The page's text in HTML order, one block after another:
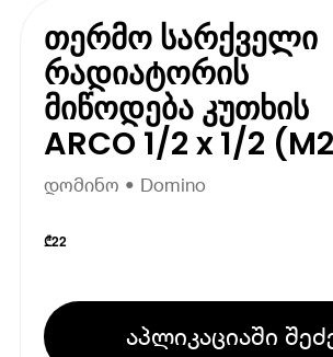
თერმო სარქველი
რადიატორის
მიწოდება კუთხის
ARCO 1/2 x 1/2
დომინო • Domino
₾22
აპლიკაციაში